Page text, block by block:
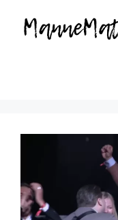
innhold